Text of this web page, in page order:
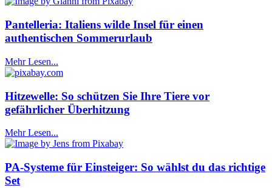
Pantelleria: Italiens wilde Insel für einen
authentischen Sommerurlaub
Mehr Lesen...
Hitzewelle: So schützen Sie Ihre Tiere vor
gefährlicher Überhitzung
Mehr Lesen...
PA-Systeme für Einsteiger: So wählst du das richtige
Set